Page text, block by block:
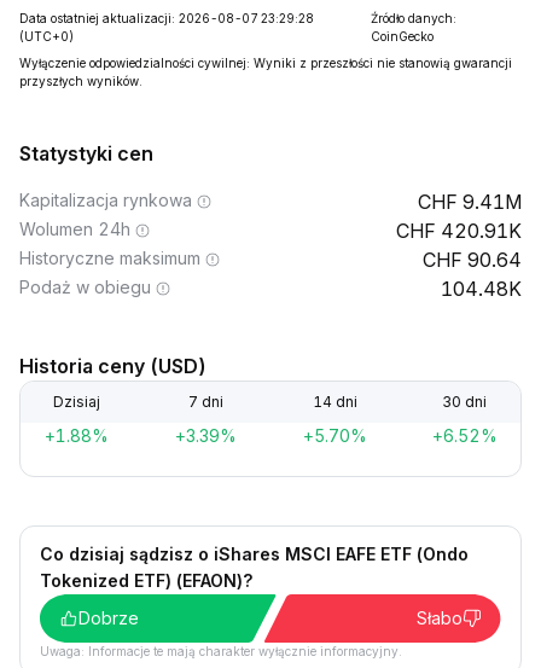
Data ostatniej aktualizacji: 2026-08-07 23:29:28
(UTC+0)
Źródło danych:
CoinGecko
Wyłączenie odpowiedzialności cywilnej: Wyniki z przeszłości nie stanowią gwarancji
przyszłych wyników.
Statystyki cen
Kapitalizacja rynkowa 9.41M
Wolumen 24h 420.91K
Historyczne maksimum 90.64
Podaż w obiegu 104.48K
Historia ceny (USD)
Dzisiaj 7 dni 14 dni 30 dni
+1.88% +3.39% +5.70% +6.52%
Co dzisiaj sądzisz o iShares MSCI EAFE ETF (Ondo
Tokenized ETF) (EFAON)?
Dobrze
Słabo
Uwaga: Informacje te mają charakter wyłącznie informacyjny.